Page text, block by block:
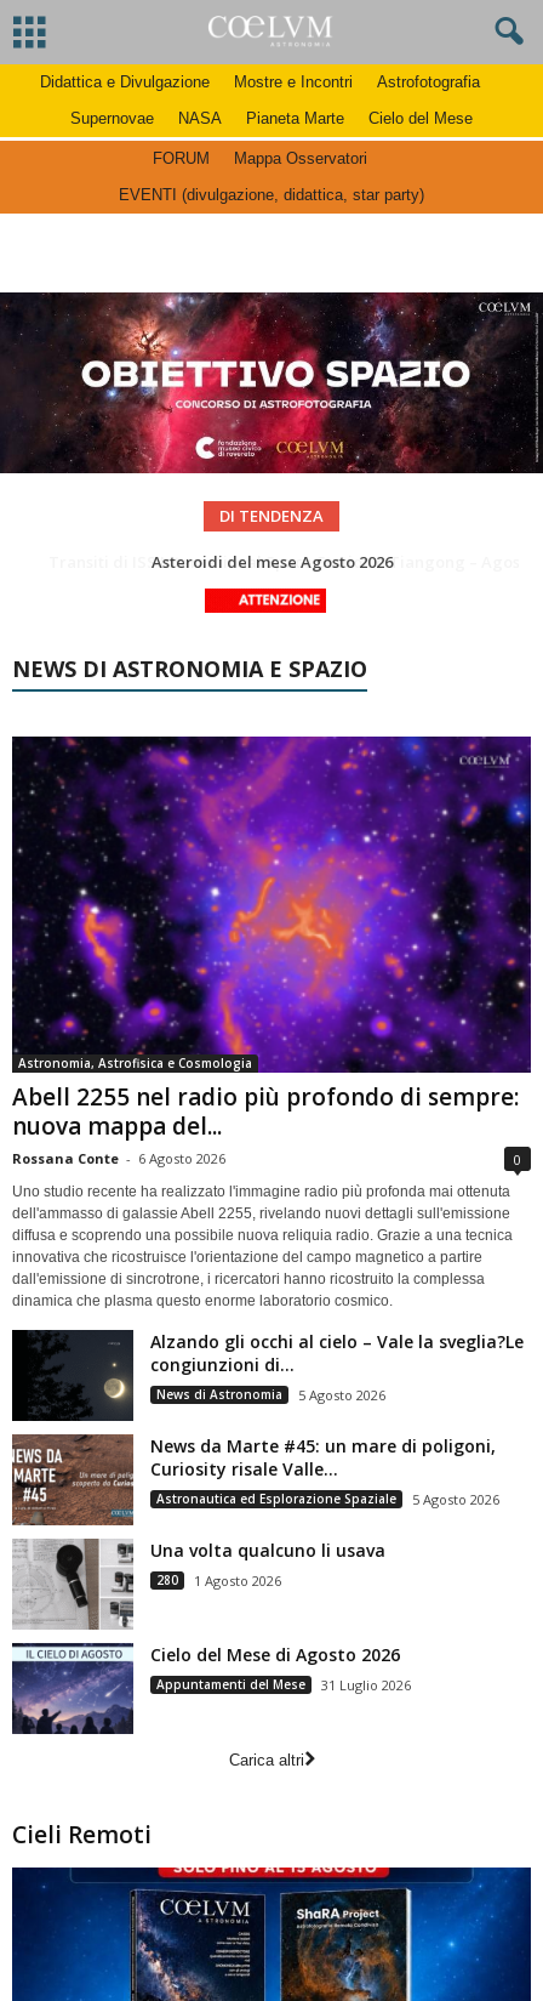
Didattica e Divulgazione Mostre e Incontri
Astrofotografia
Supernovae
NASA Pianeta Marte Cielo del Mese
FORUM
Mappa Osservatori
EVENTI (divulgazione, didattica, star party)
DI TENDENZA
La Luna del Mese – Agosto 2026
NEWS DI ASTRONOMIA E SPAZIO
Astronomia, Astrofisica e Cosmologia
Abell 2255 nel radio più profondo di sempre:
nuova mappa del...
Rossana Conte - 6 Agosto 2026 0
Uno studio recente ha realizzato l'immagine radio più profonda mai ottenuta
dell'ammasso di galassie Abell 2255, rivelando nuovi dettagli sull'emissione
diffusa e scoprendo una possibile nuova reliquia radio. Grazie a una tecnica
innovativa che ricostruisce l'orientazione del campo magnetico a partire
dall'emissione di sincrotrone, i ricercatori hanno ricostruito la complessa
dinamica che plasma questo enorme laboratorio cosmico.
Alzando gli occhi al cielo – Vale la sveglia?Le
congiunzioni di...
News di Astronomia 5 Agosto 2026
News da Marte #45: un mare di poligoni,
Curiosity risale Valle...
Astronautica ed Esplorazione Spaziale 5 Agosto 2026
Una volta qualcuno li usava
280 1 Agosto 2026
Cielo del Mese di Agosto 2026
Appuntamenti del Mese 31 Luglio 2026
Carica altri
Cieli Remoti